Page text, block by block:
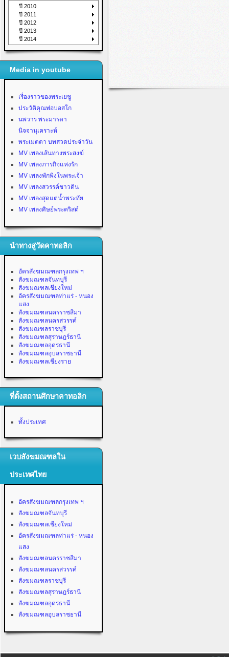
ปี 2010
ปี 2011
ปี 2012
ปี 2013
ปี 2014
Media in youtube
เรื่องราวของพระเยซู
ประวัติคุณพ่อบอสโก
นพวาร พระมารดา
นิจจานุเคราะห์
พระเมตตา บทสวดประจำวัน
MV เพลงเส้นทางพระสงฆ์
MV เพลงภารกิจแห่งรัก
MV เพลงพักพิงในพระเจ้า
MV เพลงสวรรค์ชาวดิน
MV เพลงสุดแต่น้ำพระทัย
MV เพลงศิษย์พระคริสต์
นำทางสู่วัดคาทอลิก
อัครสังฆมณฑลกรุงเทพ ฯ
สังฆมณฑลจันทบุรี
สังฆมณฑลเชียงใหม่
อัครสังฆมณฑลท่าแร่ - หนอง
แสง
สังฆมณฑลนครราชสีมา
สังฆมณฑลนครสวรรค์
สังฆมณฑลราชบุรี
สังฆมณฑลสุราษฎร์ธานี
สังฆมณฑลอุดรธานี
สังฆมณฑลอุบลราชธานี
สังฆมณฑลเชียงราย
ที่ตั้งสถานศึกษาคาทอลิก
ทั้งประเทศ
เวบสังฆมณฑลใน
ประเทศไทย
อัครสังฆมณฑลกรุงเทพ ฯ
สังฆมณฑลจันทบุรี
สังฆมณฑลเชียงใหม่
อัครสังฆมณฑลท่าแร่ - หนอง
แสง
สังฆมณฑลนครราชสีมา
สังฆมณฑลนครสวรรค์
สังฆมณฑลราชบุรี
สังฆมณฑลสุราษฎร์ธานี
สังฆมณฑลอุดรธานี
สังฆมณฑลอุบลราชธานี